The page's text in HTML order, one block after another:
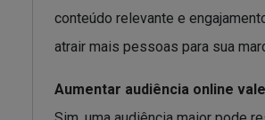
conteúdo relevante e
atrair mais pessoas para sua
Aumentar audiência online